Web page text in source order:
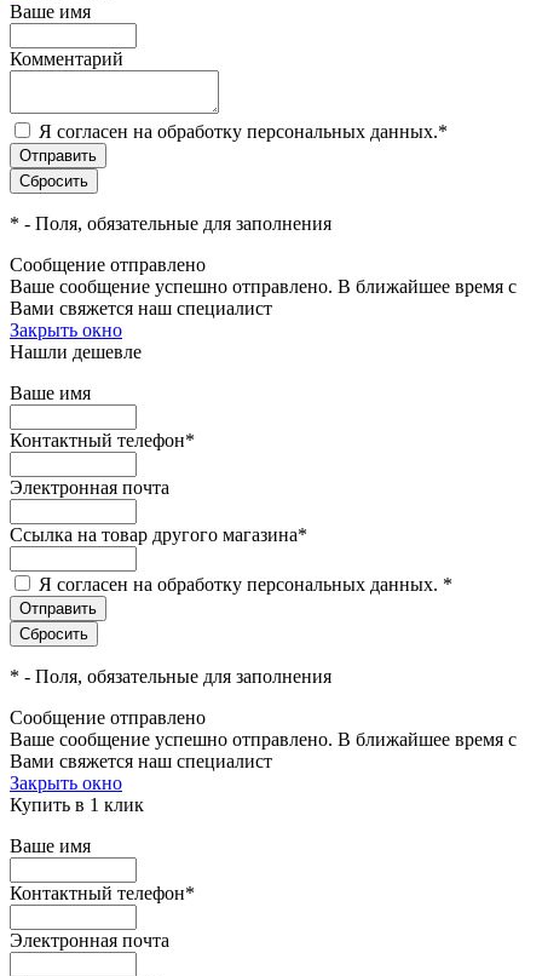
Ваше имя
Комментарий
Я согласен на обработку персональных данных.*
* - Поля, обязательные для заполнения
Сообщение отправлено
Ваше сообщение успешно отправлено. В ближайшее время с
Вами свяжется наш специалист
Закрыть окно
Нашли дешевле
Ваше имя
Контактный телефон*
Электронная почта
Ссылка на товар другого магазина*
Я согласен на обработку персональных данных. *
* - Поля, обязательные для заполнения
Сообщение отправлено
Ваше сообщение успешно отправлено. В ближайшее время с
Вами свяжется наш специалист
Закрыть окно
Купить в 1 клик
Ваше имя
Контактный телефон*
Электронная почта